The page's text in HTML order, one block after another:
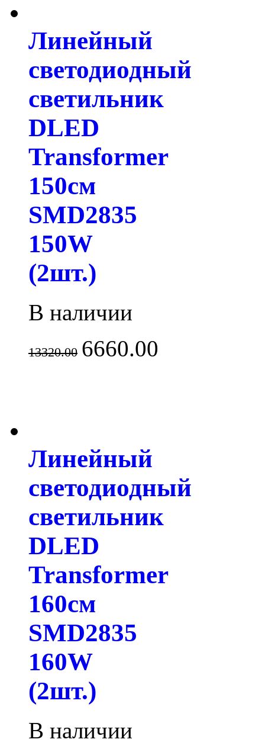
Линейный
светодиодный
светильник
DLED
Transformer
150см
SMD2835
150W
(2шт.)
В наличии
13320.00 6660.00
Линейный
светодиодный
светильник
DLED
Transformer
160см
SMD2835
160W
(2шт.)
В наличии